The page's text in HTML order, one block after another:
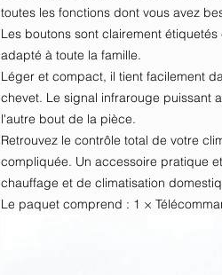
toutes les fonctions dont vous avez
Les boutons sont clairement
adapté à toute la famille.
Léger et compact, il tient facilement
chevet. Le signal infrarouge puissant
l'autre bout de la pièce.
Retrouvez le contrôle total de votre
compliquée. Un accessoire pratique
chauffage et de climatisation
Le paquet comprend : 1 ×